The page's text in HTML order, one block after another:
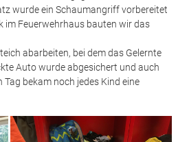
wurde ein Schaumangriff vorbereitet
im Feuerwehrhaus bauten wir das
abarbeiten, bei dem das Gelernte
Auto wurde abgesichert und auch
bekam noch jedes Kind eine